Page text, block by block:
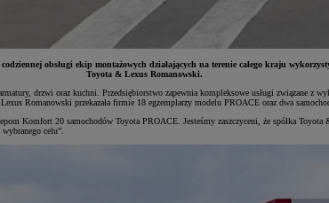
obsługi ekip montażowych działających na terenie całego kraju
Toyota & Lexus Romanowski.
drzwi oraz kuchni. Przedsiębiorstwo zapewnia kompleksowe usługi związane z
Romanowski przekazała firmie 18 egzemplarzy modelu PROACE oraz dwa
Komfort 20 samochodów Toyota PROACE. Jesteśmy zaszczyceni, że spółka
celu”.